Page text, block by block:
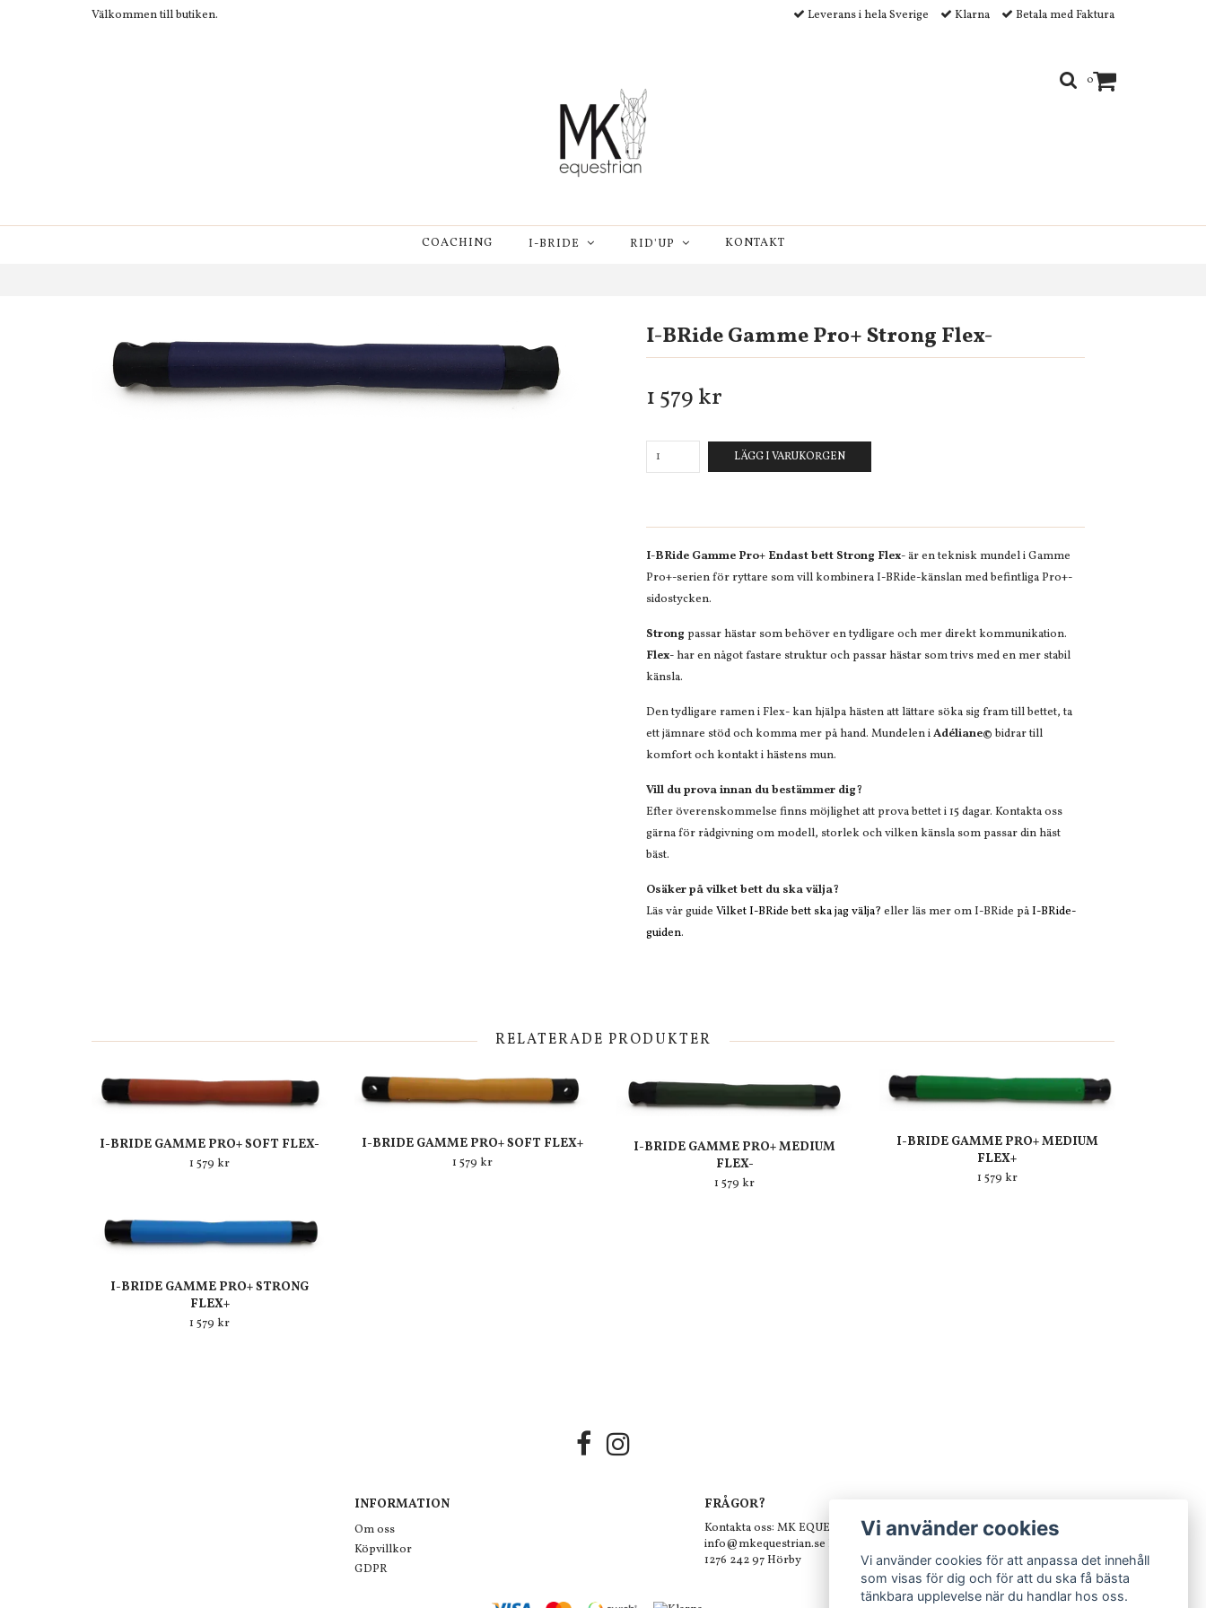
Välkommen till butiken. Leverans i hela Sverige Klarna Betala med Faktura
0
COACHING I-BRIDE RID'UP KONTAKT
I-BRide Gamme Pro+ Strong Flex-
1 579 kr
LÄGG I VARUKORGEN
I-BRide Gamme Pro+ Endast bett Strong Flex-är en teknisk mundel i Gamme
Pro+-serien för ryttare som vill kombinera I-BRide-känslan med befintliga Pro+-
sidostycken.
Strong passar hästar som behöver en tydligare och mer direkt kommunikation.
Flex- har en något fastare struktur och passar hästar som trivs med en mer stabil
känsla.
Den tydligare ramen i Flex- kan hjälpa hästen att lättare söka sig fram till bettet, ta
ett jämnare stöd och komma mer på hand. Mundelen iAdéliane© bidrar till
komfort och kontakt i hästens mun.
Vill du prova innan du bestämmer dig?
Efter överenskommelse finns möjlighet att prova bettet i 15 dagar. Kontakta oss
gärna för rådgivning om modell, storlek och vilken känsla som passar din häst
bäst.
Osäker på vilket bett du ska välja?
Läs vår guide Vilket I-BRide bett ska jag välja? eller läs mer om I-BRide påI-BRide-
guiden.
RELATERADE PRODUKTER
I-BRIDE GAMME PRO+ SOFT FLEX-
1 579 kr
I-BRIDE GAMME PRO+ SOFT FLEX+
1 579 kr
I-BRIDE GAMME PRO+ MEDIUM
FLEX-
1 579 kr
I-BRIDE GAMME PRO+ MEDIUM
FLEX+
1 579 kr
I-BRIDE GAMME PRO+ STRONG
FLEX+
1 579 kr
INFORMATION
Om oss
Köpvillkor
GDPR
FRÅGOR?
Kontakta oss: MK EQUESTRIAN
info@mkequestrian.se
1276 242 97 Hörby
Vi använder cookies
Vi använder cookies för att anpassa det innehåll
som visas för dig och för att du ska få bästa
tänkbara upplevelse när du handlar hos oss.